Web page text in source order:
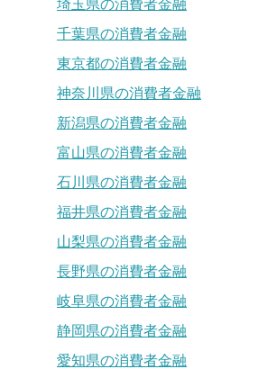
埼玉県の消費者金融
千葉県の消費者金融
東京都の消費者金融
神奈川県の消費者金融
新潟県の消費者金融
富山県の消費者金融
石川県の消費者金融
福井県の消費者金融
山梨県の消費者金融
長野県の消費者金融
岐阜県の消費者金融
静岡県の消費者金融
愛知県の消費者金融